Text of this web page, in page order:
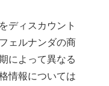
ディスカウント
ェルナンダの商
によって異なる
情報については